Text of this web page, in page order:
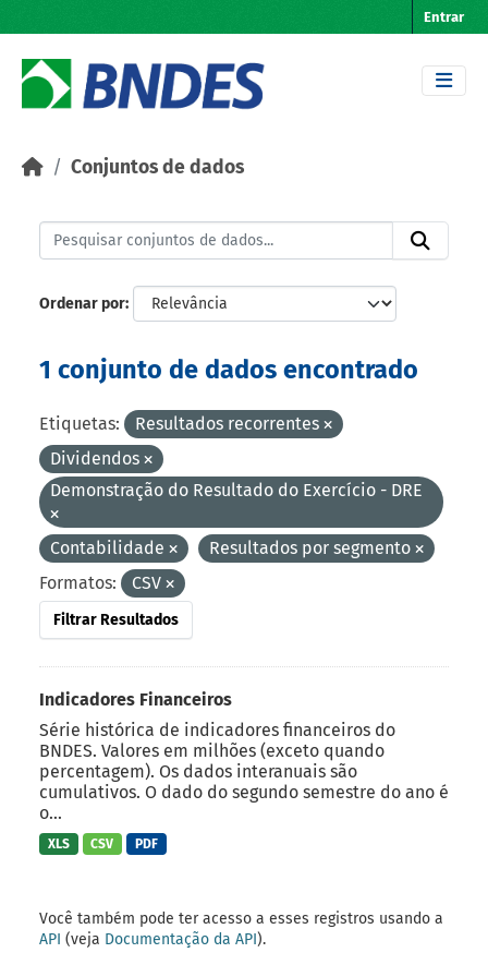
Entrar
Conjuntos de dados
Ordenar por
1 conjunto de dados encontrado
Etiquetas:
Resultados recorrentes
Dividendos
Demonstração do Resultado do Exercício - DRE
Contabilidade
Resultados por segmento
Formatos:
CSV
Filtrar Resultados
Indicadores Financeiros
Série histórica de indicadores financeiros do
BNDES. Valores em milhões (exceto quando
percentagem). Os dados interanuais são
cumulativos. O dado do segundo semestre do ano é
o...
XLS CSV PDF
Você também pode ter acesso a esses registros usando a
API (veja Documentação da API).